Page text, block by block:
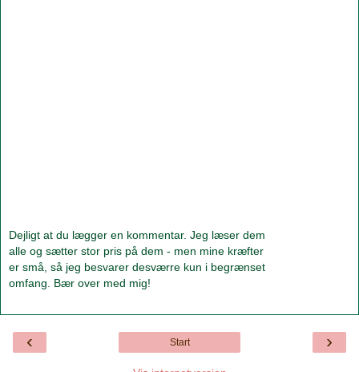
Dejligt at du lægger en kommentar. Jeg læser dem
alle og sætter stor pris på dem - men mine kræfter
er små, så jeg besvarer desværre kun i begrænset
omfang. Bær over med mig!
‹ ›
Start